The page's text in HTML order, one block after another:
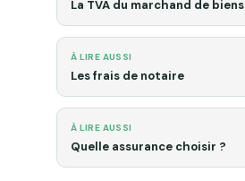
La TVA du marchand de biens
À LIRE AUSSI
Les frais de notaire
À LIRE AUSSI
Quelle assurance choisir ?